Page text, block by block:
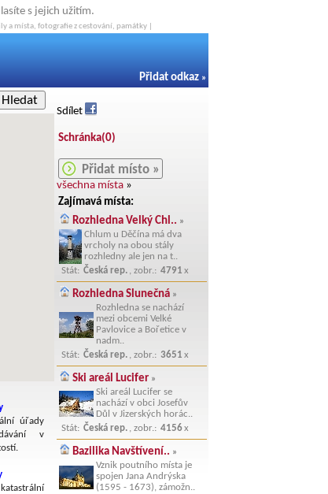
s jejich užitím.
a místa, fotografie z cestování, památky |
Přidat odkaz »
Hledat
úřady
v
Sdílet
Schránka(0)
Přidat místo »
všechna místa »
Zajímavá místa:
Rozhledna Velký Chl.. »
Chlum u Děčína má dva
vrcholy na obou stály
rozhledny ale jen na t..
Stát: Česká rep. , zobr.: 4791 x
Rozhledna Slunečná »
Rozhledna se nachází
mezi obcemi Velké
Pavlovice a Bořetice v
nadm..
Stát: Česká rep. , zobr.: 3651 x
Ski areál Lucifer »
Ski areál Lucifer se
nachází v obci Josefův
Důl v Jizerských horác..
Stát: Česká rep. , zobr.: 4156x
Bazilika Navštívení.. »
Vznik poutního místa je
spojen Jana Andrýska
(1595 - 1673), zámožn..